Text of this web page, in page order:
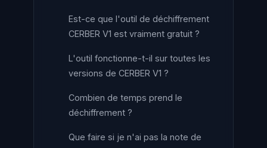
Est-ce que l'outil de déchiffrement
CERBER V1 est vraiment gratuit ?
L'outil fonctionne-t-il sur toutes les
versions de CERBER V1 ?
Combien de temps prend le
déchiffrement ?
Que faire si je n'ai pas la note de